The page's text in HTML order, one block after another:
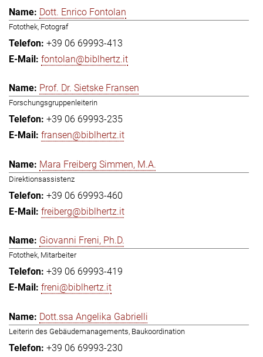
Dott. Enrico Fontolan
Fotothek, Fotograf
+39 06 69993-413
fontolan@biblhertz.it
Prof. Dr. Sietske Fransen
Forschungsgruppenleiterin
+39 06 69993-235
fransen@biblhertz.it
Mara Freiberg Simmen, M.A.
Direktionsassistenz
+39 06 69993-460
freiberg@biblhertz.it
Giovanni Freni, Ph.D.
Fotothek, Mitarbeiter
+39 06 69993-419
freni@biblhertz.it
Dott.ssa Angelika Gabrielli
Leiterin des Gebäudemanagements, Baukoordination
+39 06 69993-230